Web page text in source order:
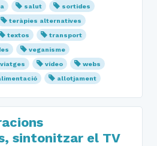
salut
sortides
teràpies alternatives
textos
transport
veganisme
viatges vídeo
webs
allotjament
sintonitzar el TV